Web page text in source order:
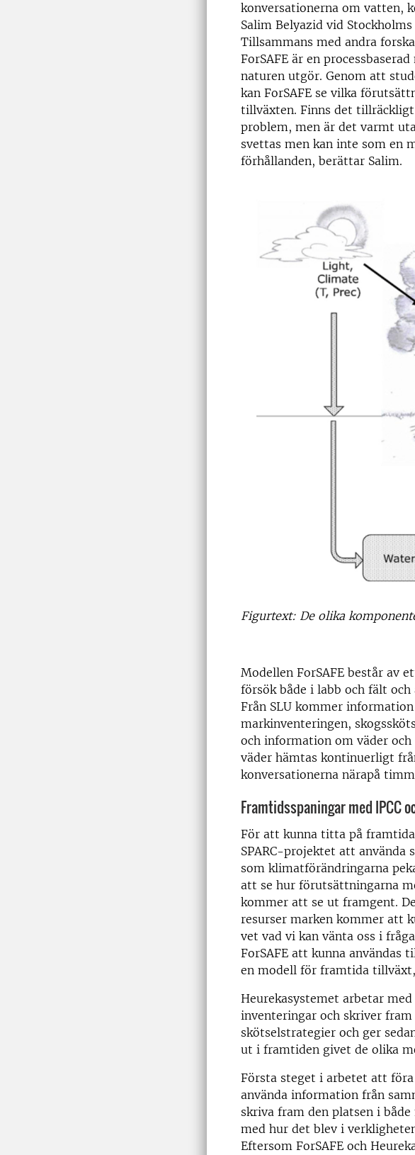
konversationerna om vatten,
Salim Belyazid vid
Tillsammans med andra
ForSAFE är en
naturen utgör. Genom att
kan ForSAFE se vilka
tillväxten. Finns det
problem, men är det varmt
svettas men kan inte som en
förhållanden, berättar Salim.
Figurtext: De olika
Modellen ForSAFE består av
försök både i labb och fält
Från SLU kommer
markinventeringen,
och information om väder
väder hämtas kontinuerligt
konversationerna närapå
Framtidsspaningar med IPCC
För att kunna titta på
SPARC-projektet att använda
som klimatförändringarna
att se hur förutsättningarna
kommer att se ut framgent.
resurser marken kommer att
vet vad vi kan vänta oss i
ForSAFE att kunna användas
en modell för framtida
Heurekasystemet arbetar
inventeringar och skriver
skötselstrategier och ger
ut i framtiden givet de olika
Första steget i arbetet att föra
använda information från
skriva fram den platsen i
med hur det blev i
Eftersom ForSAFE och